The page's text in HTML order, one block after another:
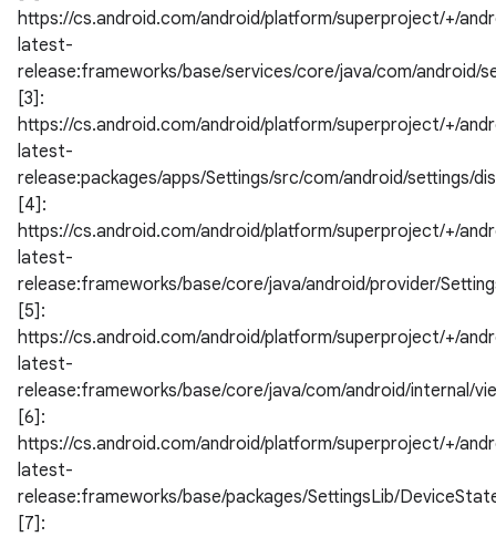
https://cs.android.com/android/platform/superproject/+/
latest-
release:frameworks/base/services/core/java/com/
[3]:
https://cs.android.com/android/platform/superproject/+/
latest-
release:packages/apps/Settings/src/com/android/settings/
[4]:
https://cs.android.com/android/platform/superproject/+/
latest-
release:frameworks/base/core/java/android/provider/
[5]:
https://cs.android.com/android/platform/superproject/+/
latest-
release:frameworks/base/core/java/com/android/internal/
[6]:
https://cs.android.com/android/platform/superproject/+/
latest-
release:frameworks/base/packages/SettingsLib/
[7]: